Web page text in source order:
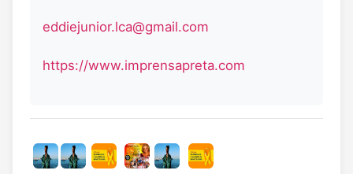
eddiejunior.lca@gmail.com
https://www.imprensapreta.com